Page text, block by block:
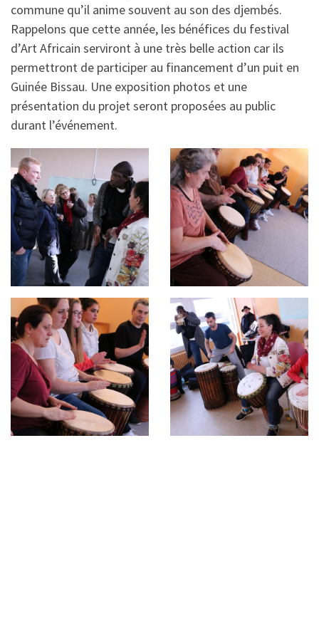
commune qu’il anime souvent au son des djembés.
Rappelons que cette année, les bénéfices du festival
d’Art Africain serviront à une très belle action car ils
permettront de participer au financement d’un puit en
Guinée Bissau. Une exposition photos et une
présentation du projet seront proposées au public
durant l’événement.